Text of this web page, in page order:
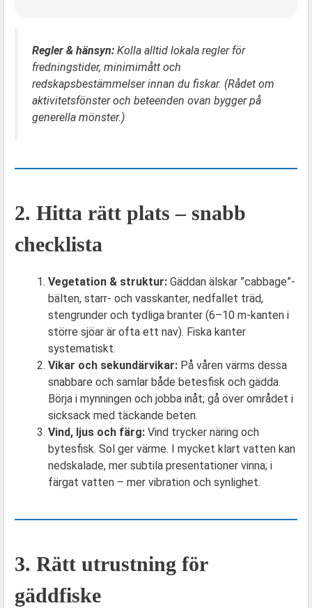
Regler & hänsyn: Kolla alltid lokala regler för
fredningstider, minimimått och
redskapsbestämmelser innan du fiskar. (Rådet om
aktivitetsfönster och beteenden ovan bygger på
generella mönster.)
2. Hitta rätt plats – snabb
checklista
Vegetation & struktur: Gäddan älskar ”cabbage”-
bälten, starr- och vasskanter, nedfallet träd,
stengrunder och tydliga branter (6–10 m-kanten i
större sjöar är ofta ett nav). Fiska kanter
systematiskt.
Vikar och sekundärvikar: På våren värms dessa
snabbare och samlar både betesfisk och gädda.
Börja i mynningen och jobba inåt; gå över området i
sicksack med täckande beten.
Vind, ljus och färg: Vind trycker näring och
bytesfisk. Sol ger värme. I mycket klart vatten kan
nedskalade, mer subtila presentationer vinna; i
färgat vatten – mer vibration och synlighet.
3. Rätt utrustning för
gäddfiske